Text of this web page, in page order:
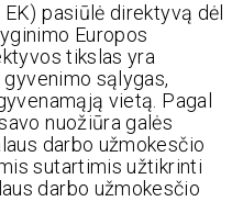
pasiūlė direktyvą dėl
Europos
tikslas yra
sąlygas,
vietą. Pagal
nuožiūra galės
darbo užmokesčio
sutartimis užtikrinti
darbo užmokesčio